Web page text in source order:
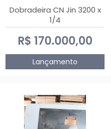
Dobradeira CN Jin 3200 x
1/4
R$ 170.000,00
Lançamento